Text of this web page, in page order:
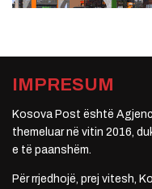
IMPRESUM
Kosova Post është
themeluar në vitin 2016,
e të paanshëm.
Për rrjedhojë, prej vitesh,